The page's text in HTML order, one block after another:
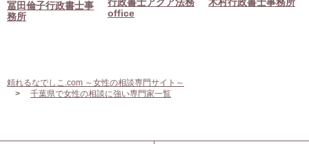
冨田倫子行政書士事
務所
office
頼れるなでしこ.com ～女性の相談専門サイト～
千葉県で女性の相談に強い専門家一覧